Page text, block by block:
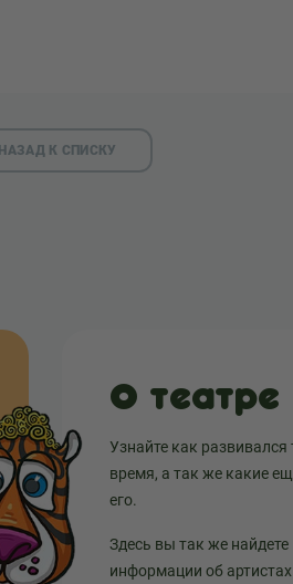
НАЗАД К СПИСКУ
О театре
Узнайте как развивался
время, а так же какие
его.
Здесь вы так же найдете
информации об артистах